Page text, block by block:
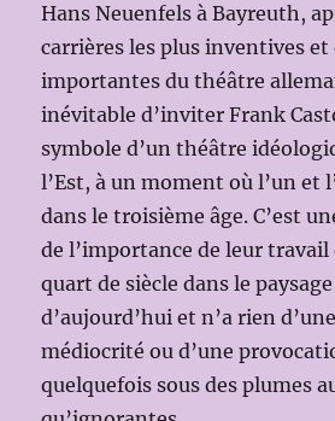
Hans Neuenfels à Bayreuth,
carrières les plus inventives et
importantes du théâtre
inévitable d’inviter Frank
symbole d’un théâtre
l’Est, à un moment où l’un et
dans le troisième âge. C’est
de l’importance de leur travail
quart de siècle dans le
d’aujourd’hui et n’a rien
médiocrité ou d’une
quelquefois sous des plumes